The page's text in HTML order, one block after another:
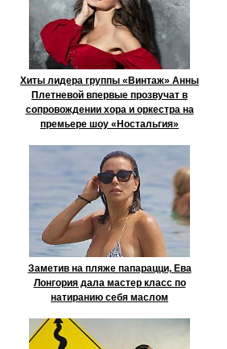
Хиты лидера группы «Винтаж» Анны
Плетневой впервые прозвучат в
сопровождении хора и оркестра на
премьере шоу «Ностальгия»
Заметив на пляже папарацци, Ева
Лонгория дала мастер класс по
натиранию себя маслом